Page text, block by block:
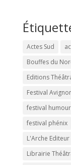
Actes Sud
Bouffes du
Editions
Festival
festival
festival phénix
L'Arche Editeur
Librairie